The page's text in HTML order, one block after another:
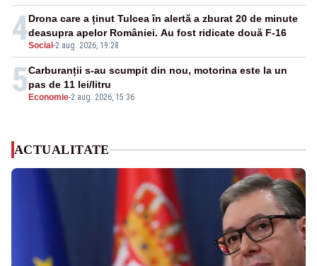
4Social -2 aug. 2026, 19:28
Drona care a ținut Tulcea în alertă a zburat 20 de minute
deasupra apelor României. Au fost ridicate două F-16
5 Economie-2 aug. 2026, 15:36
Carburanții s-au scumpit din nou, motorina este la un
pas de 11 lei/litru
ACTUALITATE